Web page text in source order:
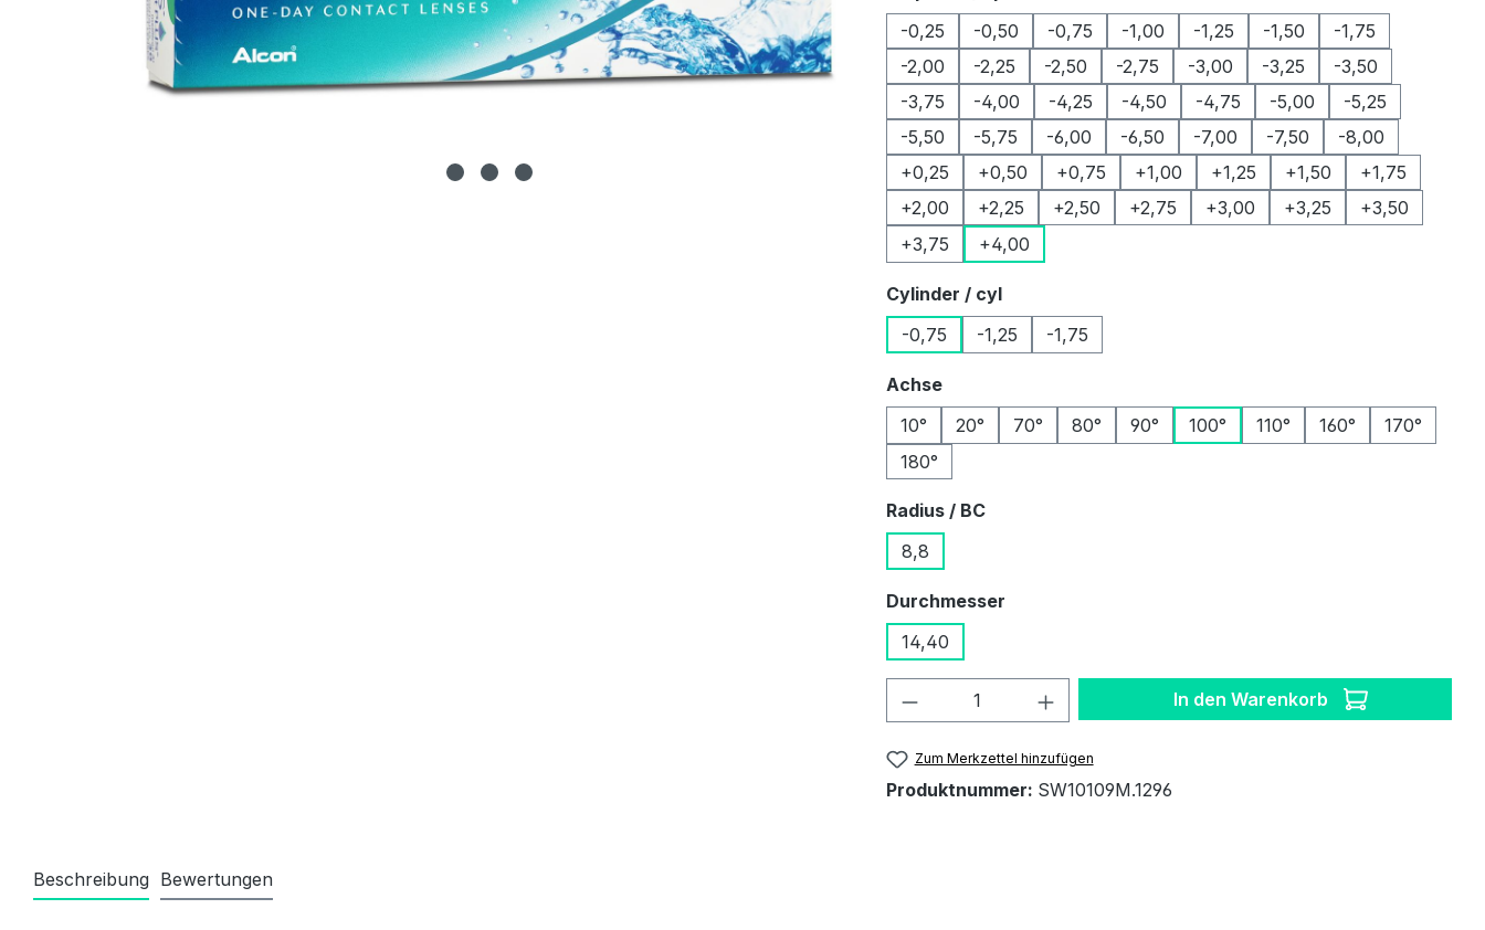
-0,25
-0,50 -0,75 -1,00 -1,25 -1,50
-1,75
-2,00
-2,25 -2,50 -2,75 -3,00 -3,25
-3,50
-3,75
-4,00 -4,25 -4,50 -4,75 -5,00
-5,25
-5,50
-5,75 -6,00 -6,50 -7,00 -7,50
-8,00
+0,25
+0,50 +0,75 +1,00 +1,25 +1,50
+1,75
+2,00
+2,25 +2,50 +2,75 +3,00 +3,25
+3,50
+3,75
+4,00
Cylinder / cylauswählen
-0,75
-1,25 -1,75
Achseauswählen
10°
20° 70° 80° 90° 100° 110° 160°
170°
180°
Radius / BCauswählen
8,8
Durchmesser
14,40
Produkt Anzahl: Gib den gewünschten Wert
In den Warenkorb
Zum Merkzettel hinzufügen
Produktnummer: SW10109M.1296
Beschreibung Bewertungen